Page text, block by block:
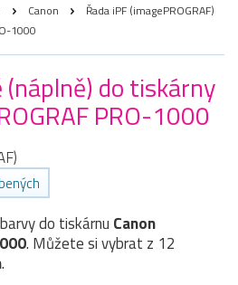
Canon
Řada iPF (imagePROGRAF)
1000
do tiskárny
PRO-1000
do tiskárnu Canon
. Můžete si vybrat z 12
.